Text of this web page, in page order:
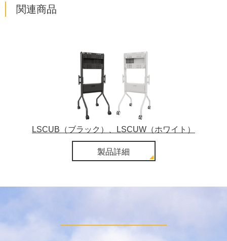
関連商品
LSCUB（ブラック）、LSCUW（ホワイト）
製品詳細